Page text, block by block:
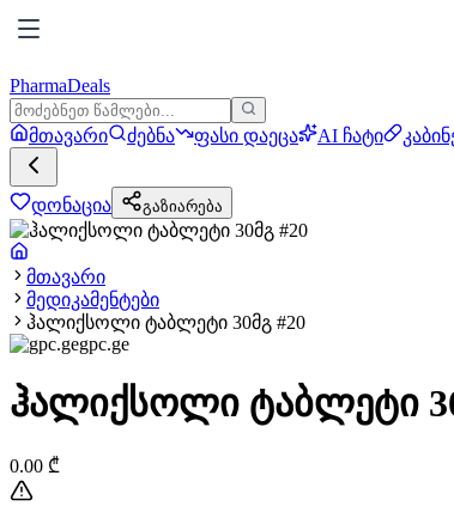
PharmaDeals
მთავარი ძებნა ფასი დაეცა AI ჩატი
დონაცია გაზიარება
მთავარი
მედიკამენტები
ჰალიქსოლი ტაბლეტი 30მგ #20
gpc.ge
ჰალიქსოლი ტაბლეტი
0.00 ₾